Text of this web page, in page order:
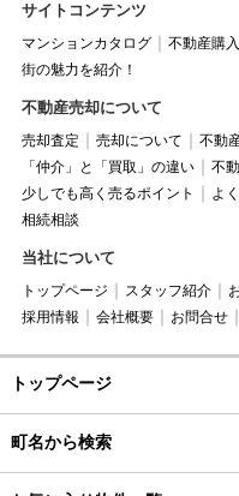
サイトコンテンツ
マンションカタログ 不動産購
街の魅力を紹介！
不動産売却について
売却査定 売却について
不動
「仲介」と「買取」の違い
不
少しでも高く売るポイント
よ
相続相談
当社について
トップページ スタッフ紹介
採用情報
会社概要 お問合せ
トップページ
町名から検索